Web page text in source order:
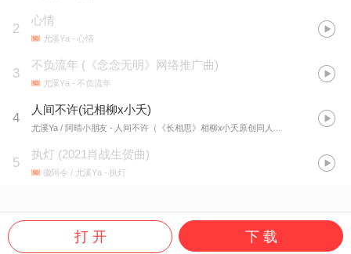
2
心情
尤溪Ya - 心情
3
不负流年 ( 《念念无明》网络推广曲)
尤溪Ya - 不负流年
4
人间不许(记相柳x小夭)
尤溪Ya / 阿晴小朋友 - 人间不许（《长相思》相柳x小夭原创同人曲）
5
执灯 (2021肖战生贺曲)
徽阿令 / 尤溪Ya - 执灯
打 开 下 载